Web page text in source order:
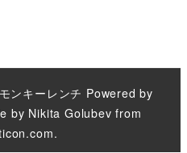
モンキーレンチ Powered by
by Nikita Golubev from
.